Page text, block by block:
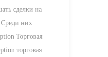
сделки на
Среди них
Торговая
торговая